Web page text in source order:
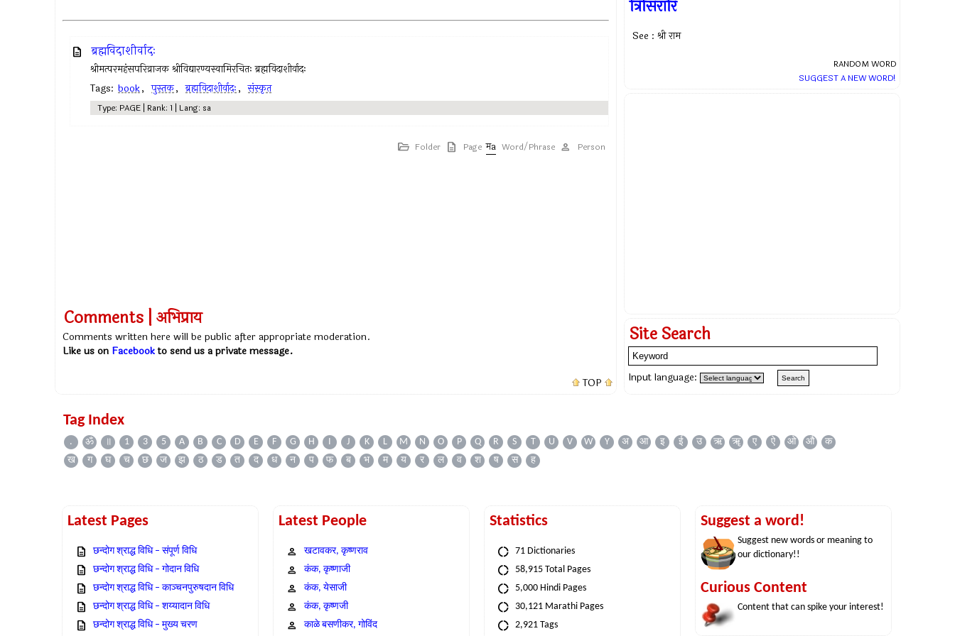
ब्रह्मविदाशीर्वादः
श्रीमत्परमहंसपरिव्राजक श्रीविद्यारण्यस्वामिरचितः ब्रह्मविदाशीर्वादः
Tags: book, पुस्तक, ब्रह्मविदाशीर्वादः, संस्कृत
Type: PAGE | Rank: 1 | Lang: sa
Folder Page Word/Phrase Person
Comments | अभिप्राय
Comments written here will be public after appropriate moderation.
Like us on Facebookto send us a private message.
TOP
त्रिसिरारि
See : श्री राम
RANDOM WORD
SUGGEST A NEW WORD!
Site Search
Input language:
Tag Index
. ॐ ॥ 1 3 5 A B C D E F G H I J K L M N O P Q R S T U V W Y अ आ इ ई उ ऋ ॠ ए ऐ ओ औ
क
ख
ग घ च छ ज झ ठ ड त द ध न प फ ब भ म य र ल व श ष स ह
Latest Pages
छन्दोग श्राद्ध विधि – संपूर्ण विधि
छन्दोग श्राद्ध विधि – गोदान विधि
छन्दोग श्राद्ध विधि – काञ्चनपुरुषदान विधि
छन्दोग श्राद्ध विधि – शय्यादान विधि
छन्दोग श्राद्ध विधि – मुख्य चरण
Latest People
खटावकर, कृष्णराव
कंक, कृष्णाजी
कंक, येसाजी
कंक, कृष्णजी
काळे बसणीकर, गोविंद
Statistics
71 Dictionaries
58,915 Total Pages
5,000 Hindi Pages
30,121 Marathi Pages
2,921 Tags
Suggest a word!
Suggest new words or meaning to
our dictionary!!
Curious Content
Content that can spike your interest!